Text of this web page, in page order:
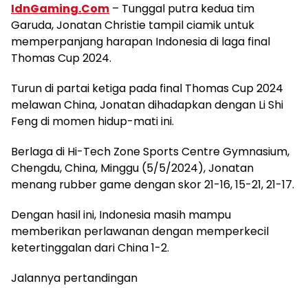
IdnGaming.Com – Tunggal putra kedua tim
Garuda, Jonatan Christie tampil ciamik untuk
memperpanjang harapan Indonesia di laga final
Thomas Cup 2024.
Turun di partai ketiga pada final Thomas Cup 2024
melawan China, Jonatan dihadapkan dengan Li Shi
Feng di momen hidup-mati ini.
Berlaga di Hi-Tech Zone Sports Centre Gymnasium,
Chengdu, China, Minggu (5/5/2024), Jonatan
menang rubber game dengan skor 21-16, 15-21, 21-17.
Dengan hasil ini, Indonesia masih mampu
memberikan perlawanan dengan memperkecil
ketertinggalan dari China 1-2.
Jalannya pertandingan